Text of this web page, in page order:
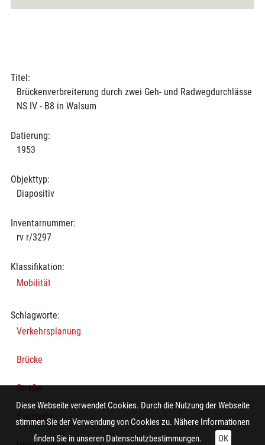
Titel:
Brückenverbreiterung durch zwei Geh- und Radwegdurchlässe
NS IV - B8 in Walsum
Datierung:
1953
Objekttyp:
Diapositiv
Inventarnummer:
rv r/3297
Klassifikation:
Mobilität
Schlagworte:
Verkehrsplanung
Brücke
Straße
Baustelle
Diese Webseite verwendet Cookies. Durch die Nutzung der Webseite
stimmen Sie der Verwendung von Cookies zu. Nähere Informationen
finden Sie in unseren Datenschutzbestimmungen. OK